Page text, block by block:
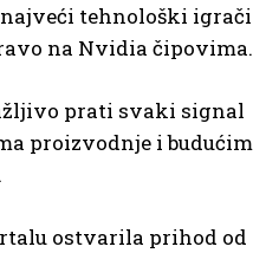
tehnološki igrači
na Nvidia čipovima.
prati svaki signal
proizvodnje i budućim
ostvarila prihod od